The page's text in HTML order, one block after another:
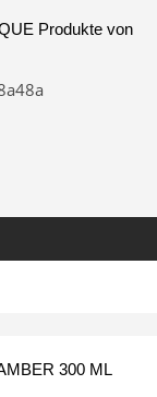
Produkte von